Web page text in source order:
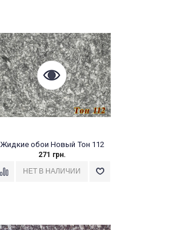
Жидкие обои Новый Тон 112
271 грн.